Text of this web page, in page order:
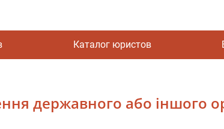
Каталог юристов
державного або іншого